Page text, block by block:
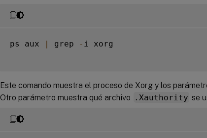
ps aux | grep - i xorg
Este comando muestra el proceso de Xorg y los
Otro parámetro muestra qué archivo
.Xauthority se